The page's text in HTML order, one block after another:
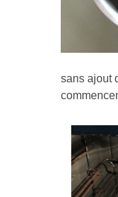
sans ajout